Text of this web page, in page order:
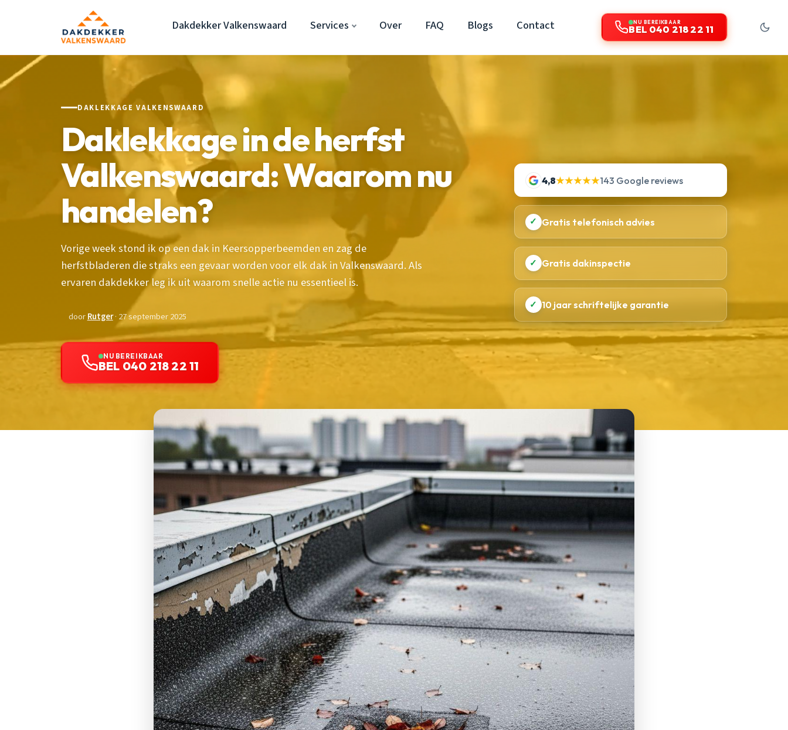
Dakdekker Valkenswaard Services Over FAQ Blogs Contact NU BEREIKBAAR
BEL 040 218 22 11
DAKLEKKAGE VALKENSWAARD
Daklekkage in de herfst
Valkenswaard: Waarom nu
handelen?
Vorige week stond ik op een dak in Keersopperbeemden en zag de
herfstbladeren die straks een gevaar worden voor elk dak in Valkenswaard. Als
ervaren dakdekker leg ik uit waarom snelle actie nu essentieel is.
doorRutger· 27 september 2025
NU BEREIKBAAR
BEL 040 218 22 11
4,8★★★★★143 Google reviews
✓ Gratis telefonisch advies
✓ Gratis dakinspectie
✓ 10 jaar schriftelijke garantie